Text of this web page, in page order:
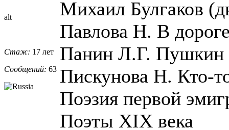
alt
Стаж: 17 лет
Сообщений: 63
Михаил Булгаков
Павлова Н. В
Панин Л.Г. Пушкин
Пискунова Н. Кто-
Поэзия первой
Поэты XIX века